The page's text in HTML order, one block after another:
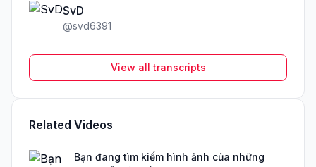
SvD
@svd6391
View all transcripts
Related Videos
Bạn đang tìm kiếm hình ảnh của những